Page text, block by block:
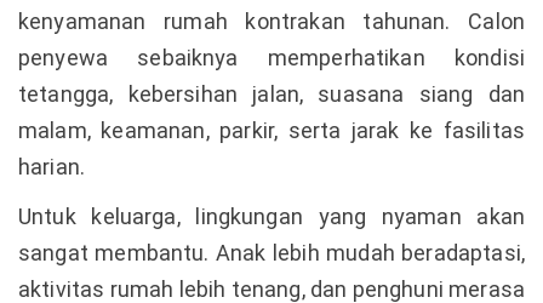
kenyamanan rumah kontrakan tahunan. Calon
penyewa sebaiknya memperhatikan kondisi
tetangga, kebersihan jalan, suasana siang dan
malam, keamanan, parkir, serta jarak ke fasilitas
harian.
Untuk keluarga, lingkungan yang nyaman akan
sangat membantu. Anak lebih mudah beradaptasi,
aktivitas rumah lebih tenang, dan penghuni merasa